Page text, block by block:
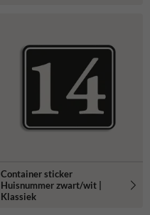
Container sticker
Huisnummer zwart/wit |
Klassiek